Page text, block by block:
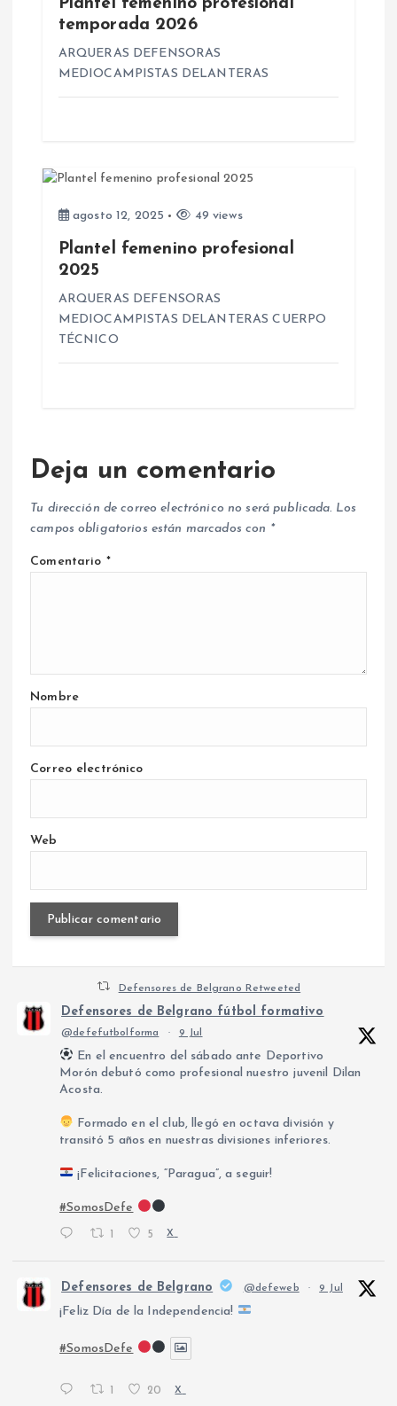
a
temporada 2026
ARQUERAS DEFENSORAS
MEDIOCAMPISTAS DELANTERAS
agosto 12, 2025 49 views
Plantel femenino profesional
2025
ARQUERAS DEFENSORAS
MEDIOCAMPISTAS DELANTERAS CUERPO
TÉCNICO
Deja un comentario
Tu dirección de correo electrónico no será publicada. Los
campos obligatorios están marcados con *
Comentario *
Nombre
Correo electrónico
Web
Defensores de Belgrano Retweeted
Defensores de Belgrano fútbol formativo
@defefutbolforma · 9 Jul
En el encuentro del sábado ante Deportivo
Morón debutó como profesional nuestro juvenil Dilan
Acosta.
Formado en el club, llegó en octava división y
transitó 5 años en nuestras divisiones inferiores.
¡Felicitaciones, “Paragua”, a seguir!
#SomosDefe
1 5 X
Defensores de Belgrano @defeweb · 9 Jul
¡Feliz Día de la Independencia!
#SomosDefe
20 X